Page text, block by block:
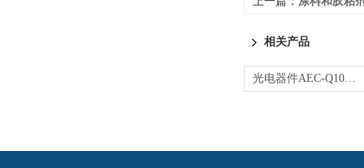
相关产品
光电器件AEC-Q102产品试验